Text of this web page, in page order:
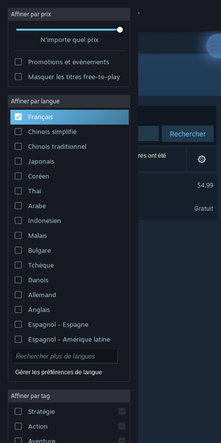
Se connecter
Magasin
À propos
Support
Changer la langue
Télécharger l'application mobile Steam
Voir version ordi. du site
© Valve Corporation. Tous droits réservés. Toutes les
titulaires aux États-Unis et dans d'autres pays.
Accessibilité
Remboursements
Affiner par prix
N'importe quel prix
Promotions et évènements
Masquer les titres free-to-play
Affiner par langue
Français
Chinois simplifié
Chinois traditionnel
Japonais
Coréen
Thaï
Arabe
Indonésien
Malais
Bulgare
Tchèque
Danois
Allemand
Anglais
Espagnol - Espagne
Espagnol - Amérique latine
Gérer les préférences de langue
Affiner par tag
Stratégie
Action
Aventure
Développement : Guillaume Opoix
Trier par Pertinence
Rechercher
2 résultats correspondent à votre recherche. 2 titres ont été
exclus selon vos préférences.
$4.99
Gratuit